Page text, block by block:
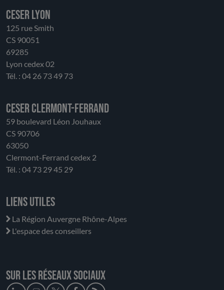
CESER LYON
125 rue Smith
CS 90051
69285
Lyon cedex 02
Tél. : 04 26 73 49 73
CESER Clermont-Ferrand
59 boulevard Léon Jouhaux
CS 90706
63050
Clermont-Ferrand cedex 2
Tél. : 04 73 29 45 29
Liens utiles
La Région Auvergne Rhône-Alpes
L'espace des conseillers
Sur les réseaux sociaux